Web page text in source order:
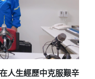
人生經歷中克服艱辛